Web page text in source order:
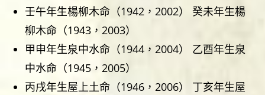
壬午年生楊柳木命（1942，2002） 癸未年生楊
柳木命（1943，2003）
甲申年生泉中水命（1944，2004） 乙酉年生泉
中水命（1945，2005）
丙戌年生屋上土命（1946，2006） 丁亥年生屋